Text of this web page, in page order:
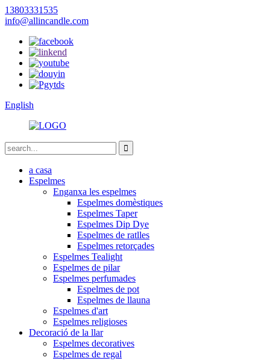
13803331535
info@allincandle.com
English
a casa
Espelmes
Enganxa les espelmes
Espelmes domèstiques
Espelmes Taper
Espelmes Dip Dye
Espelmes de ratlles
Espelmes retorçades
Espelmes Tealight
Espelmes de pilar
Espelmes perfumades
Espelmes de pot
Espelmes de llauna
Espelmes d'art
Espelmes religioses
Decoració de la llar
Espelmes decoratives
Espelmes de regal